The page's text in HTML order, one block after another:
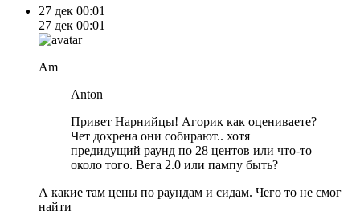
27 дек 00:01
27 дек 00:01
Am
Anton
Привет Нарнийцы! Агорик как оцениваете?
Чет дохрена они собирают.. хотя
предидущий раунд по 28 центов или что-то
около того. Вега 2.0 или пампу быть?
А какие там цены по раундам и сидам. Чего то не смог
найти